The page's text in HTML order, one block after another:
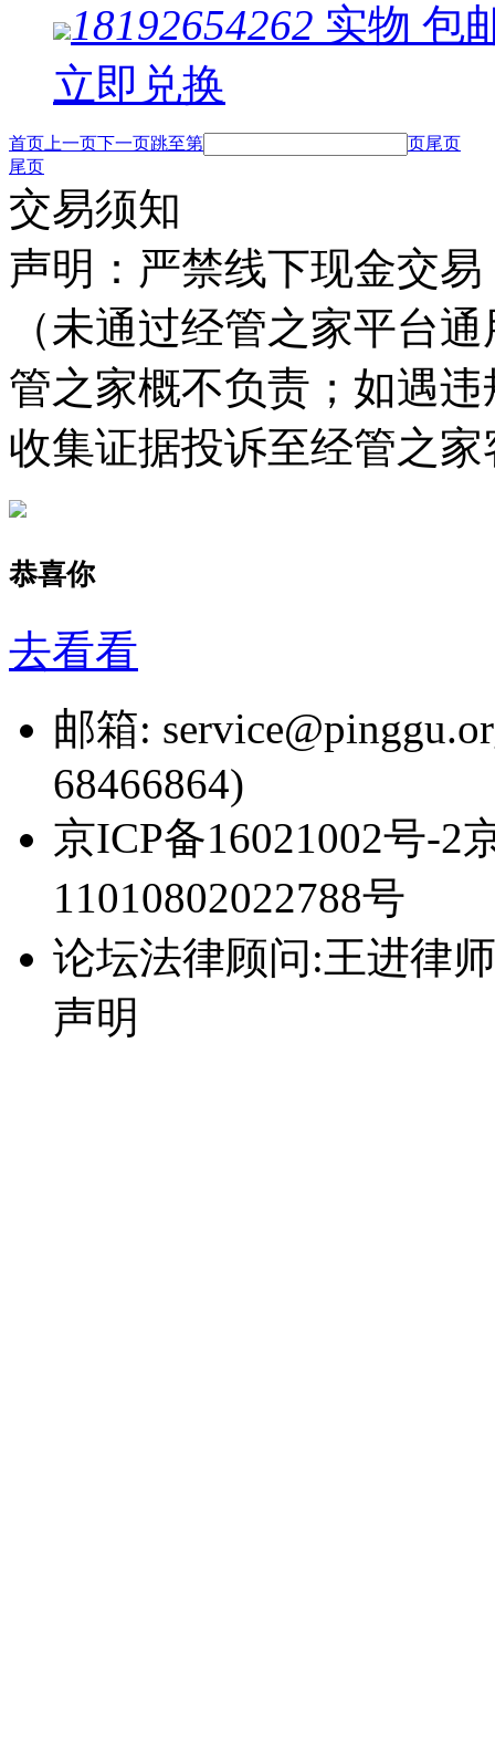
18192654262 实物 包
立即兑换
首页 上一页下一页跳至第 页尾页
尾页
交易须知
声明 ：严禁线下现金交
（未通过经管之家平台
管之家概不负责；如遇
收集证据投诉至经管之家
恭喜你
去看看
邮箱:
68466864)
京ICP备16021002号-2
11010802022788号
论坛法律顾问:王进律
声明